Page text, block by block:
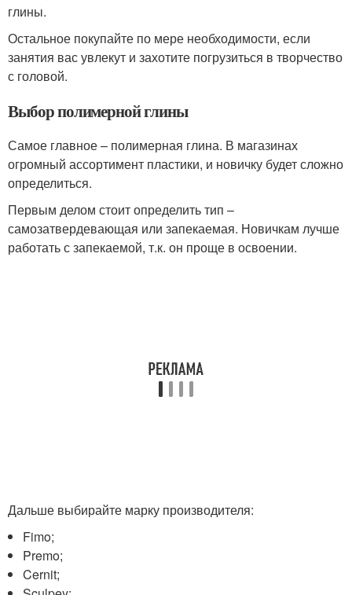
глины.
Остальное покупайте по мере необходимости, если
занятия вас увлекут и захотите погрузиться в творчество
с головой.
Выбор полимерной глины
Самое главное – полимерная глина. В магазинах
огромный ассортимент пластики, и новичку будет сложно
определиться.
Первым делом стоит определить тип –
самозатвердевающая или запекаемая. Новичкам лучше
работать с запекаемой, т.к. он проще в освоении.
Дальше выбирайте марку производителя:
Fimo;
Premo;
Cernit;